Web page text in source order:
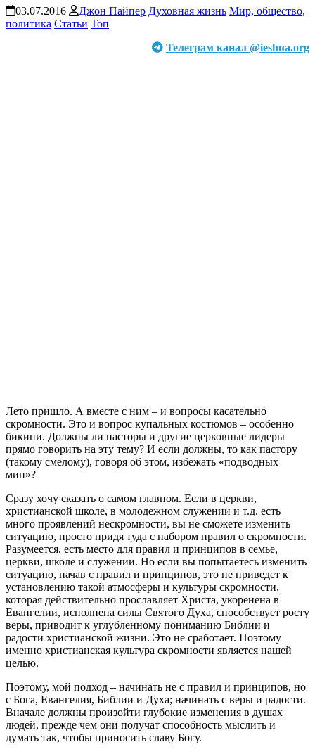
03.07.2016 Джон Пайпер Духовная жизнь Мир, общество,
политика Статьи Топ
Телеграм канал @ieshua.org
Лето пришло. А вместе с ним – и вопросы касательно
скромности. Это и вопрос купальных костюмов – особенно
бикини. Должны ли пасторы и другие церковные лидеры
прямо говорить на эту тему? И если должны, то как пастору
(такому смелому), говоря об этом, избежать «подводных
мин»?
Сразу хочу сказать о самом главном. Если в церкви,
христианской школе, в молодежном служении и т.д. есть
много проявлений нескромности, вы не сможете изменить
ситуацию, просто придя туда с набором правил о скромности.
Разумеется, есть место для правил и принципов в семье,
церкви, школе и служении. Но если вы попытаетесь изменить
ситуацию, начав с правил и принципов, это не приведет к
установлению такой атмосферы и культуры скромности,
которая действительно прославляет Христа, укоренена в
Евангелии, исполнена силы Святого Духа, способствует росту
веры, приводит к углубленному пониманию Библии и
радости христианской жизни. Это не сработает. Поэтому
именно христианская культура скромности является нашей
целью.
Поэтому, мой подход – начинать не с правил и принципов, но
с Бога, Евангелия, Библии и Духа; начинать с веры и радости.
Вначале должны произойти глубокие изменения в душах
людей, прежде чем они получат способность мыслить и
думать так, чтобы приносить славу Богу.